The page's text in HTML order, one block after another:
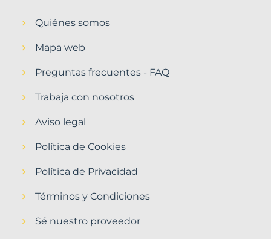
Quiénes somos
Mapa web
Preguntas frecuentes - FAQ
Trabaja con nosotros
Aviso legal
Política de Cookies
Política de Privacidad
Términos y Condiciones
Sé nuestro proveedor